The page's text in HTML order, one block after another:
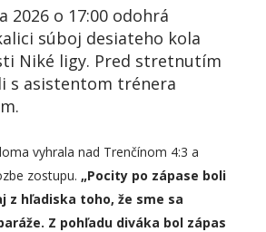
2026 o 17:00 odohrá
súboj desiateho kola
Niké ligy. Pred stretnutím
s asistentom trénera
vyhrala nad Trenčínom 4:3 a
zostupu. „Pocity po zápase boli
z hľadiska toho, že sme sa
Z pohľadu diváka bol zápas